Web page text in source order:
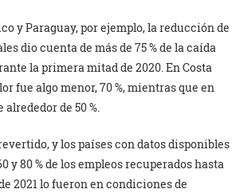
y Paraguay, por ejemplo, la reducción de
dio cuenta de más de 75 % de la caída
la primera mitad de 2020. En Costa
fue algo menor, 70 %, mientras que en
de 50 %.
y los países con datos disponibles
y 80 % de los empleos recuperados hasta
2021 lo fueron en condiciones de